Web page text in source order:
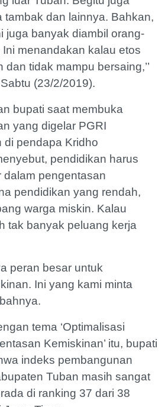
tambak dan lainnya. Bahkan,
juga banyak diambil orang-
menandakan kalau etos
dan tidak mampu bersaing,’’
(23/2/2019).
bupati saat membuka
yang digelar PGRI
di pendapa Kridho
pendidikan harus
dalam pengentasan
pendidikan yang rendah,
warga miskin. Kalau
tak banyak peluang kerja
peran besar untuk
Ini yang kami minta
tema ‘Optimalisasi
Kemiskinan’ itu, bupati
indeks pembangunan
Tuban masih sangat
di ranking 37 dari 38